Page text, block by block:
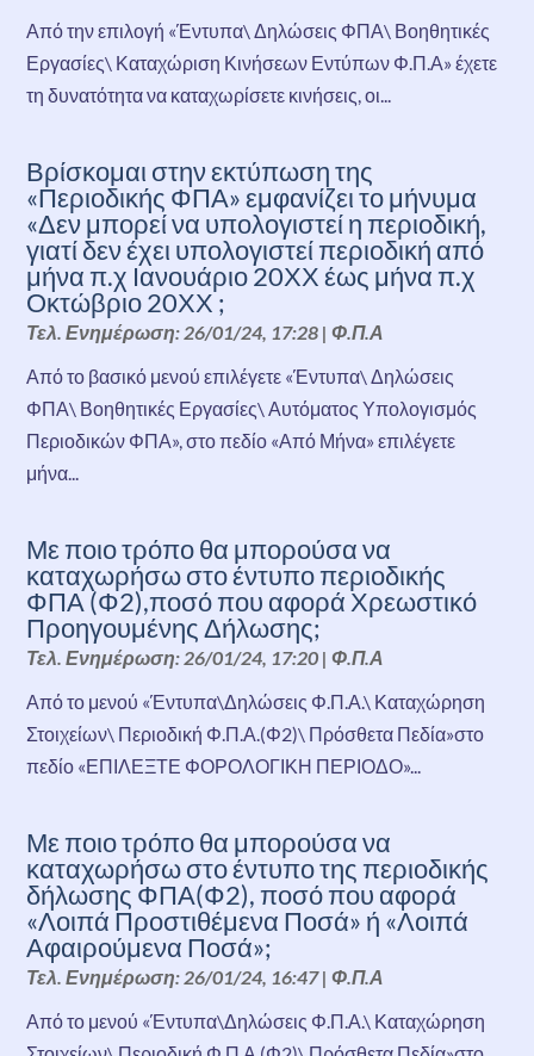
Από την επιλογή «Έντυπα\ Δηλώσεις ΦΠΑ\ Βοηθητικές
Εργασίες\ Καταχώριση Κινήσεων Εντύπων Φ.Π.Α» έχετε
τη δυνατότητα να καταχωρίσετε κινήσεις, οι...
Βρίσκομαι στην εκτύπωση της
«Περιοδικής ΦΠΑ» εμφανίζει το μήνυμα
«Δεν μπορεί να υπολογιστεί η περιοδική,
γιατί δεν έχει υπολογιστεί περιοδική από
μήνα π.χ Ιανουάριο 20ΧΧ έως μήνα π.χ
Οκτώβριο 20ΧΧ ;
Τελ. Ενημέρωση: 26/01/24, 17:28 |Φ.Π.Α
Από το βασικό μενού επιλέγετε «Έντυπα\ Δηλώσεις
ΦΠΑ\ Βοηθητικές Εργασίες\ Αυτόματος Υπολογισμός
Περιοδικών ΦΠΑ», στο πεδίο «Από Μήνα» επιλέγετε
μήνα...
Με ποιο τρόπο θα μπορούσα να
καταχωρήσω στο έντυπο περιοδικής
ΦΠΑ (Φ2),ποσό που αφορά Χρεωστικό
Προηγουμένης Δήλωσης;
Τελ. Ενημέρωση: 26/01/24, 17:20 |Φ.Π.Α
Από το μενού «Έντυπα\Δηλώσεις Φ.Π.Α.\ Καταχώρηση
Στοιχείων\ Περιοδική Φ.Π.Α.(Φ2)\ Πρόσθετα Πεδία»στο
πεδίο «ΕΠΙΛΕΞΤΕ ΦΟΡΟΛΟΓΙΚΗ ΠΕΡΙΟΔΟ»...
Με ποιο τρόπο θα μπορούσα να
καταχωρήσω στο έντυπο της περιοδικής
δήλωσης ΦΠΑ(Φ2), ποσό που αφορά
«Λοιπά Προστιθέμενα Ποσά» ή «Λοιπά
Αφαιρούμενα Ποσά»;
Τελ. Ενημέρωση: 26/01/24, 16:47|Φ.Π.Α
Από το μενού «Έντυπα\Δηλώσεις Φ.Π.Α.\ Καταχώρηση